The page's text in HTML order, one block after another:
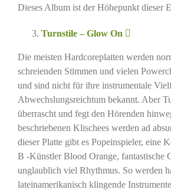
Dieses Album ist der Höhepunkt dieser
Turnstile – Glow On
Die meisten Hardcoreplatten werden
schreienden Stimmen und vielen
und sind nicht für ihre instrumentale
Abwechslungsreichtum bekannt. Aber
überrascht und fegt den Hörenden
beschriebenen Klischees werden ad
dieser Platte gibt es Popeinspieler, eine
B -Künstler Blood Orange, fantastische
unglaublich viel Rhythmus. So werden
lateinamerikanisch klingende